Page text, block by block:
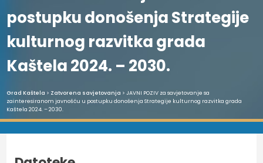
postupku donošenja Strategije
kulturnog razvitka grada
Kaštela 2024. – 2030.
Grad Kaštela > Zatvorena savjetovanja > JAVNI POZIV za savjetovanje sa
zainteresiranom javnošću u postupku donošenja Strategije kulturnog razvitka grada
Kaštela 2024. – 2030.